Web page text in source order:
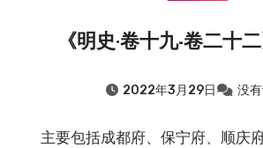
《明史·卷十九-卷二十
2022年3月29日 没
主要包括成都府、保宁府、顺庆